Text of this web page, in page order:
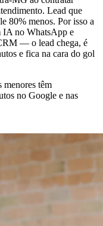
Lead que
80% menos. Por isso a
IA no WhatsApp e
— o lead chega, é
e fica na cara do gol
têm
no Google e nas